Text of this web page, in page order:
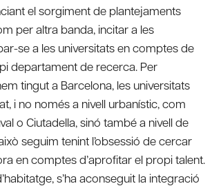
el sorgiment de plantejaments
per altra banda, incitar a les
se a les universitats en comptes de
departament de recerca. Per
tingut a Barcelona, les universitats
i no només a nivell urbanístic, com
o Ciutadella, sinó també a nivell de
seguim tenint l’obsessió de cercar
en comptes d’aprofitar el propi talent.
s’ha aconseguit la integració